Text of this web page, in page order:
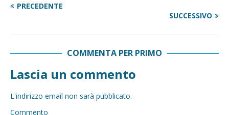
PRECEDENTE
SUCCESSIVO
COMMENTA PER PRIMO
Lascia un commento
L'indirizzo email non sarà pubblicato.
Commento